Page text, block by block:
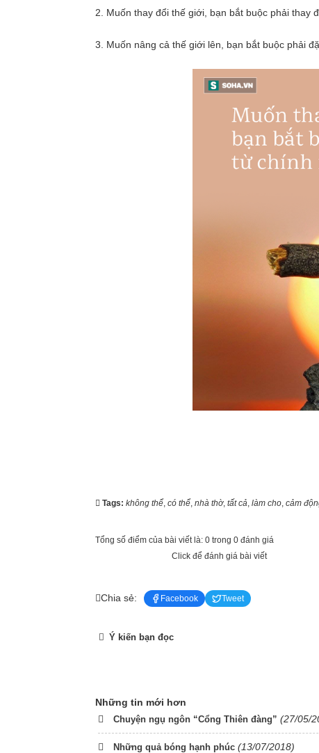
2. Muốn thay đổi thế giới, bạn bắt buộc phải thay
3. Muốn nâng cả thế giới lên, bạn bắt buộc phải
Tags: không thể có thể nhà thờ, tất cả làm cho cảm
Tổng số điểm của bài viết là: 0 trong 0 đánh giá
Click để đánh giá bài viết
Chia sẻ: Facebook Tweet
Ý kiến bạn đọc
Những tin mới hơn
Chuyện ngụ ngôn “Cổng Thiên đàng” (27/05/
Những quả bóng hạnh phúc (13/07/2018)